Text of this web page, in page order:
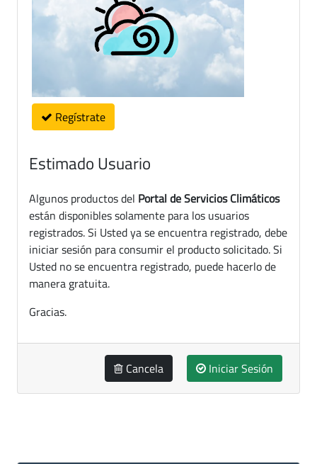
Regístrate
Estimado Usuario
Algunos productos del Portal de Servicios Climáticos
están disponibles solamente para los usuarios
registrados. Si Usted ya se encuentra registrado, debe
iniciar sesión para consumir el producto solicitado. Si
Usted no se encuentra registrado, puede hacerlo de
manera gratuita.
Gracias.
Cancela Iniciar Sesión